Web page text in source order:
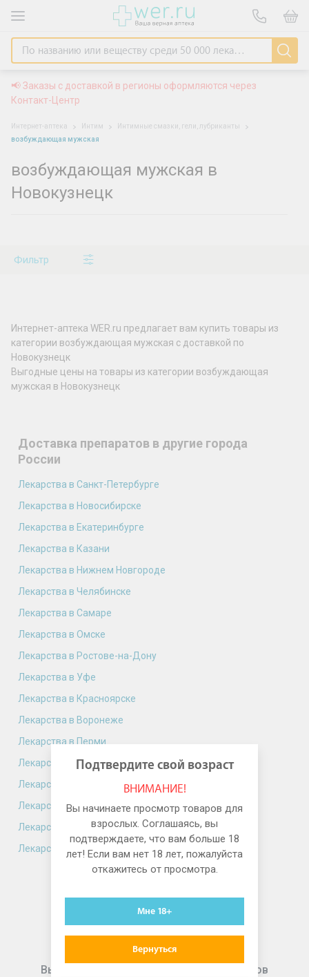
📢 Заказы с доставкой в регионы оформляются через
Контакт-Центр
Интернет-аптека Интим
Интимные смазки, гели, лубриканты
возбуждающая мужская
возбуждающая мужская в
Новокузнецк
Фильтр
Интернет-аптека WER.ru предлагает вам купить товары из
категории возбуждающая мужская с доставкой по
Новокузнецк
Выгодные цены на товары из категории возбуждающая
мужская в Новокузнецк
Доставка препаратов в другие города
России
Лекарства в Санкт-Петербурге
Лекарства в Новосибирске
Лекарства в Екатеринбурге
Лекарства в Казани
Лекарства в Нижнем Новгороде
Лекарства в Челябинске
Лекарства в Самаре
Лекарства в Омске
Лекарства в Ростове-на-Дону
Лекарства в Уфе
Лекарства в Красноярске
Лекарства в Воронеже
Лекарства в Перми
Лекарства в Волгограде
Лекарства в Краснодаре
Лекарства в Саратове
Лекарства в Тюмени
Лекарства в Тольятти
Выгодные предложения для подписчиков
Подтвердите свой возраст
ВНИМАНИЕ!
Вы начинаете просмотр товаров для
взрослых. Соглашаясь, вы
подтверждаете, что вам больше 18
лет! Если вам нет 18 лет, пожалуйста
откажитесь от просмотра.
Мне 18+
Вернуться